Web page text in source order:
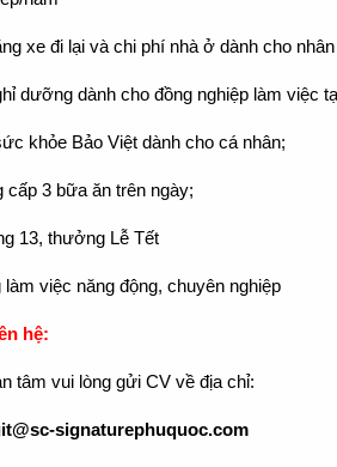
xe đi lại và chi phí nhà ở dành cho
dưỡng dành cho đồng nghiệp làm việc
khỏe Bảo Việt dành cho cá nhân;
cấp 3 bữa ăn trên ngày;
13, thưởng Lễ Tết
làm việc năng động, chuyên nghiệp
hệ:
tâm vui lòng gửi CV về địa chỉ:
signaturephuquoc.com